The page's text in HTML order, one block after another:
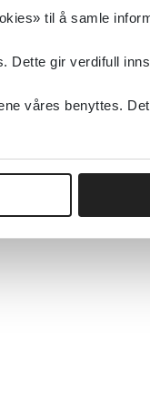
til å samle
Dette gir verdifull
våres benyttes.